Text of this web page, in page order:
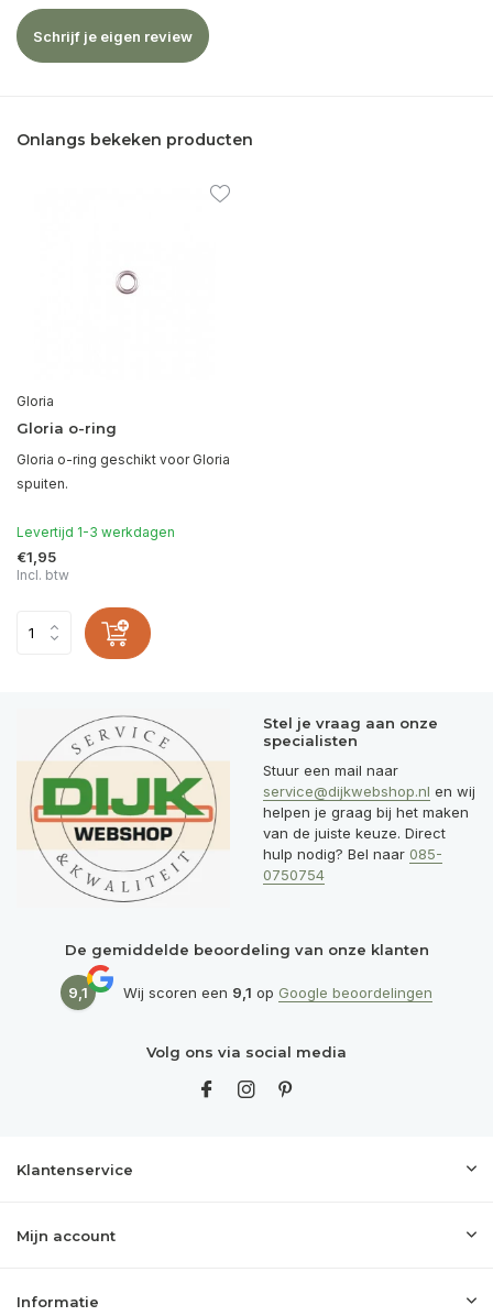
Schrijf je eigen review
Onlangs bekeken producten
Gloria
Gloria o-ring
Gloria o-ring geschikt voor Gloria
spuiten.
Levertijd 1-3 werkdagen
€1,95
Incl. btw
Stel je vraag aan onze
specialisten
Stuur een mail naar
service@dijkwebshop.nl en wij
helpen je graag bij het maken
van de juiste keuze. Direct
hulp nodig? Bel naar 085-
0750754
De gemiddelde beoordeling van onze klanten
9,1 Wij scoren een 9,1 op Google beoordelingen
Volg ons via social media
Klantenservice
Mijn account
Informatie